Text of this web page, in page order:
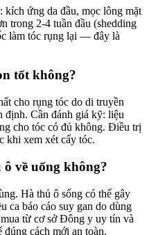
ứng da đầu, mọc lông mặt
trong 2-4 tuần đầu (shedding
làm tóc rụng lại — đây là
tốt không?
cho rụng tóc do di truyền
định. Cần đánh giá kỹ: liệu
cho tóc có đủ không. Điều trị
khi xem xét cấy tóc.
về uống không?
Hà thủ ô sống có thể gây
ca báo cáo suy gan do dùng
từ cơ sở Đông y uy tín và
cách mới an toàn.